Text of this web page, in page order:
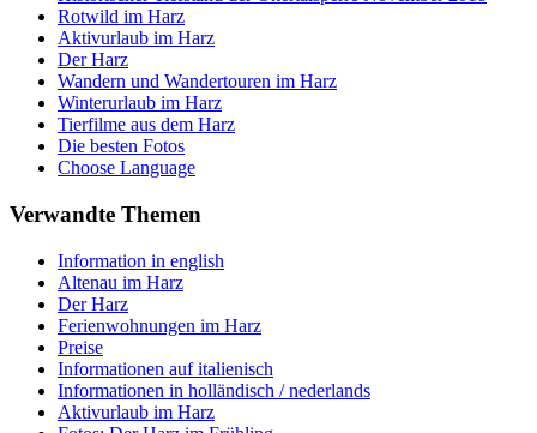
Rotwild im Harz
Aktivurlaub im Harz
Der Harz
Wandern und Wandertouren im Harz
Winterurlaub im Harz
Tierfilme aus dem Harz
Die besten Fotos
Choose Language
Verwandte Themen
Information in english
Altenau im Harz
Der Harz
Ferienwohnungen im Harz
Preise
Informationen auf italienisch
Informationen in holländisch / nederlands
Aktivurlaub im Harz